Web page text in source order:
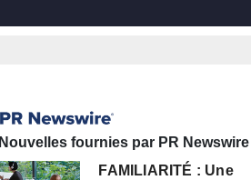
Nouvelles fournies par PR Newswire
FAMILIARITÉ : Une